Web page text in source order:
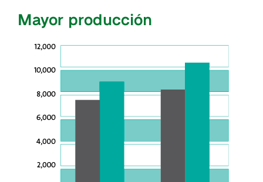
Mayor producción